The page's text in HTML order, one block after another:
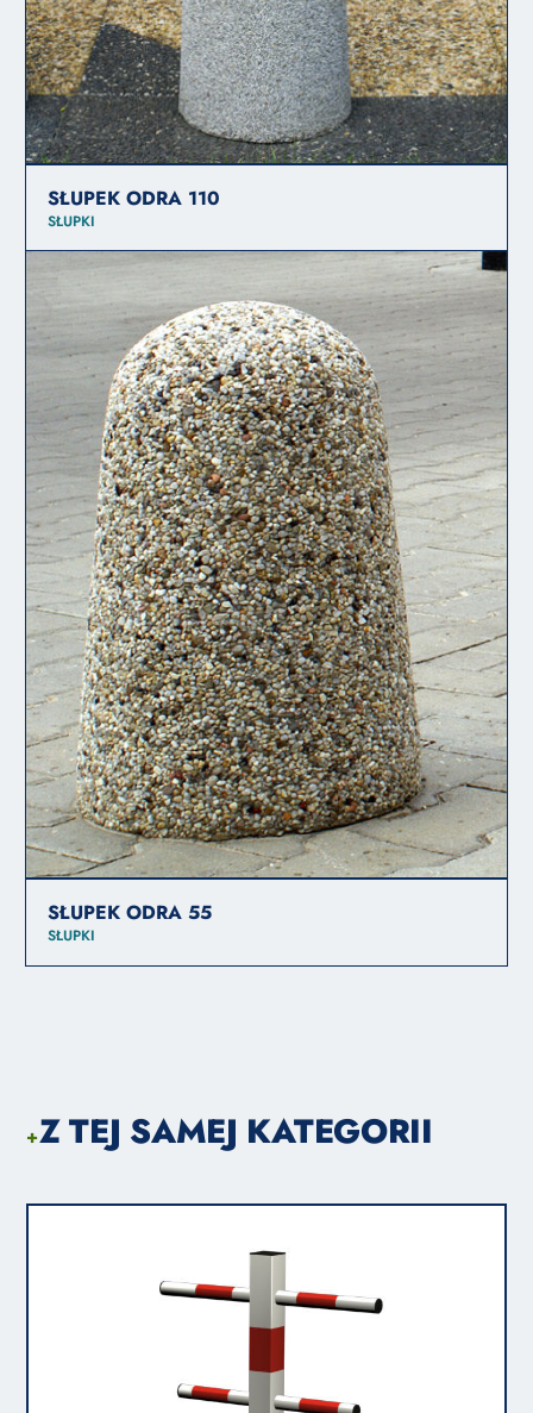
SŁUPEK ODRA 110
SŁUPKI
SŁUPEK ODRA 55
SŁUPKI
+Z TEJ SAMEJ KATEGORII